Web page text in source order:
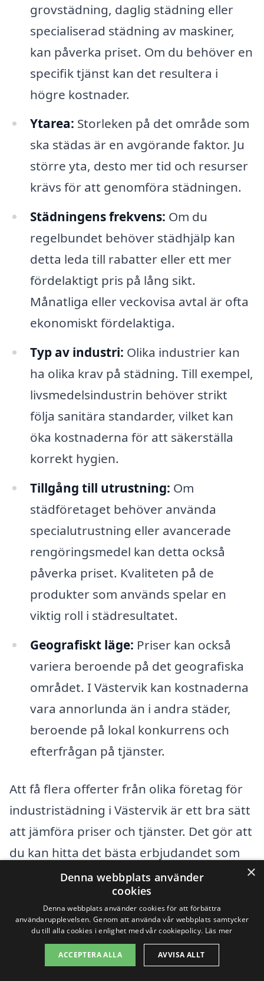
grovstädning, daglig städning eller
specialiserad städning av maskiner,
kan påverka priset. Om du behöver en
specifik tjänst kan det resultera i
högre kostnader.
Ytarea: Storleken på det område som
ska städas är en avgörande faktor. Ju
större yta, desto mer tid och resurser
krävs för att genomföra städningen.
Städningens frekvens: Om du
regelbundet behöver städhjälp kan
detta leda till rabatter eller ett mer
fördelaktigt pris på lång sikt.
Månatliga eller veckovisa avtal är ofta
ekonomiskt fördelaktiga.
Typ av industri: Olika industrier kan
ha olika krav på städning. Till exempel,
livsmedelsindustrin behöver strikt
följa sanitära standarder, vilket kan
öka kostnaderna för att säkerställa
korrekt hygien.
Tillgång till utrustning: Om
städföretaget behöver använda
specialutrustning eller avancerade
rengöringsmedel kan detta också
påverka priset. Kvaliteten på de
produkter som används spelar en
viktig roll i städresultatet.
Geografiskt läge: Priser kan också
variera beroende på det geografiska
området. I Västervik kan kostnaderna
vara annorlunda än i andra städer,
beroende på lokal konkurrens och
efterfrågan på tjänster.
Att få flera offerter från olika företag för
industristädning i Västervik är ett bra sätt
att jämföra priser och tjänster. Det gör att
du kan hitta det bästa erbjudandet som
passar dina specifika behov. Glöm inte att
läsa recensioner och omdömen från
tidigare kunder för att säkerställa att du
väljer ett pålitligt företag. Med rätt
information och lite forskning kan du
×
Denna webbplats använder
cookies
Denna webbplats använder cookies för att förbättra
användarupplevelsen. Genom att använda vår webbplats samtycker
du till alla cookies i enlighet med vår cookiepolicy. Läs mer
ACCEPTERA ALLA AVVISA ALLT